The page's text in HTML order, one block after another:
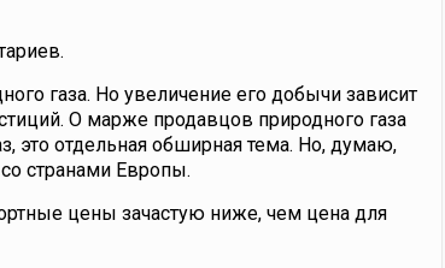
газа. Но увеличение его добычи зависит
О марже продавцов природного газа
это отдельная обширная тема. Но, думаю,
странами Европы.
цены зачастую ниже, чем цена для